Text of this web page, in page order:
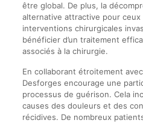
être global. De plus, la
alternative attractive pour
interventions chirurgicales
bénéficier d’un traitement
associés à la chirurgie.
En collaborant étroitement
Desforges encourage une
processus de guérison. Cela
causes des douleurs et des
récidives. De nombreux